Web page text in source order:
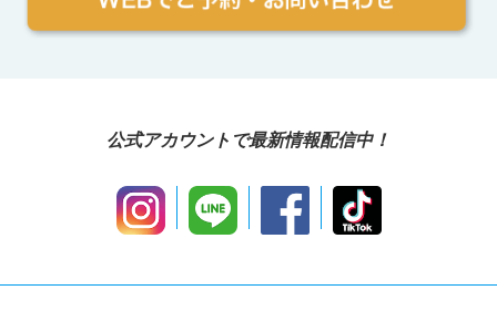
公式アカウントで最新情報配信中！